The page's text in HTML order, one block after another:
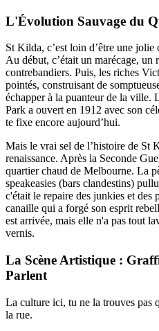
L'Évolution Sauvage du
St Kilda, c’est loin d’être une
Au début, c’était un marécage, un
contrebandiers. Puis, les riches
pointés, construisant de
échapper à la puanteur de la ville.
Park a ouvert en 1912 avec son
te fixe encore aujourd’hui.
Mais le vrai sel de l’histoire de St
renaissance. Après la Seconde
quartier chaud de Melbourne. La
speakeasies (bars clandestins)
c'était le repaire des junkies et des
canaille qui a forgé son esprit
est arrivée, mais elle n'a pas tout
vernis.
La Scène Artistique :
Parlent
La culture ici, tu ne la trouves pas
la rue.